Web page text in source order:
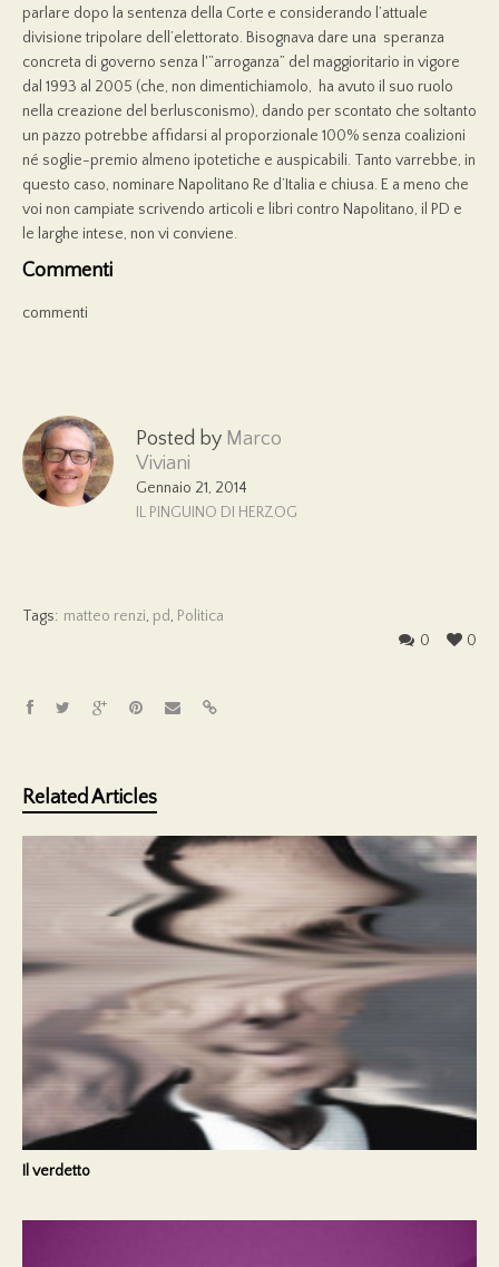
parlare dopo la sentenza della Corte e considerando l’attuale
divisione tripolare dell’elettorato. Bisognava dare una speranza
concreta di governo senza l'”arroganza” del maggioritario in vigore
dal 1993 al 2005 (che, non dimentichiamolo, ha avuto il suo ruolo
nella creazione del berlusconismo), dando per scontato che soltanto
un pazzo potrebbe affidarsi al proporzionale 100% senza coalizioni
né soglie-premio almeno ipotetiche e auspicabili. Tanto varrebbe, in
questo caso, nominare Napolitano Re d’Italia e chiusa. E a meno che
voi non campiate scrivendo articoli e libri contro Napolitano, il PD e
le larghe intese, non vi conviene.
Commenti
commenti
Posted by Marco
Viviani
Gennaio 21, 2014
IL PINGUINO DI HERZOG
Tags: matteo renzi, pd, Politica
0
0
Related Articles
Il verdetto